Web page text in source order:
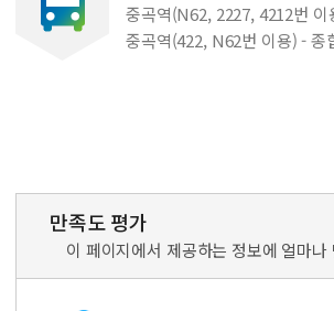
중곡역(N62, 2227, 4212번 이
중곡역(422, N62번 이용) - 종
만족도 평가
이 페이지에서 제공하는 정보에 얼마나